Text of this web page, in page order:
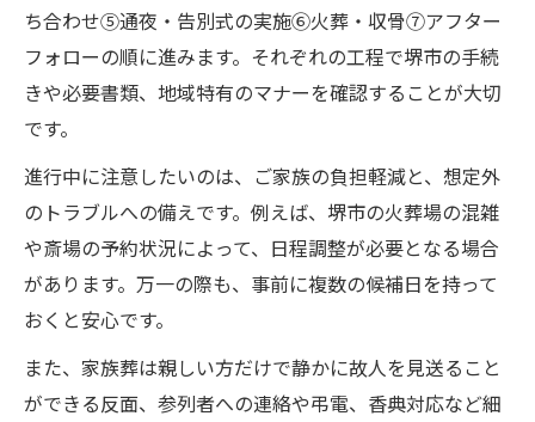
ち合わせ⑤通夜・告別式の実施⑥火葬・収骨⑦アフター
フォローの順に進みます。それぞれの工程で堺市の手続
きや必要書類、地域特有のマナーを確認することが大切
です。
進行中に注意したいのは、ご家族の負担軽減と、想定外
のトラブルへの備えです。例えば、堺市の火葬場の混雑
や斎場の予約状況によって、日程調整が必要となる場合
があります。万一の際も、事前に複数の候補日を持って
おくと安心です。
また、家族葬は親しい方だけで静かに故人を見送ること
ができる反面、参列者への連絡や弔電、香典対応など細